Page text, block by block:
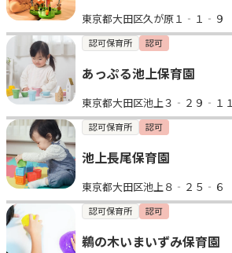
東京都大田区久が原１‐１‐９
認可保育所 認可
あっぷる池上保育園
東京都大田区池上３‐２９‐１１
認可保育所 認可
池上長尾保育園
東京都大田区池上８‐２５‐６
認可保育所 認可
鵜の木いまいずみ保育園